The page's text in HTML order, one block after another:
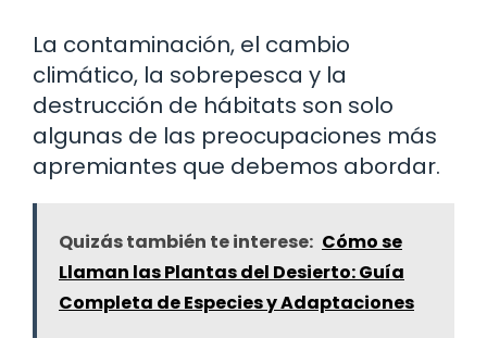
La contaminación, el cambio
climático, la sobrepesca y la
destrucción de hábitats son solo
algunas de las preocupaciones más
apremiantes que debemos abordar.
Quizás también te interese: Cómo se
Llaman las Plantas del Desierto: Guía
Completa de Especies y Adaptaciones